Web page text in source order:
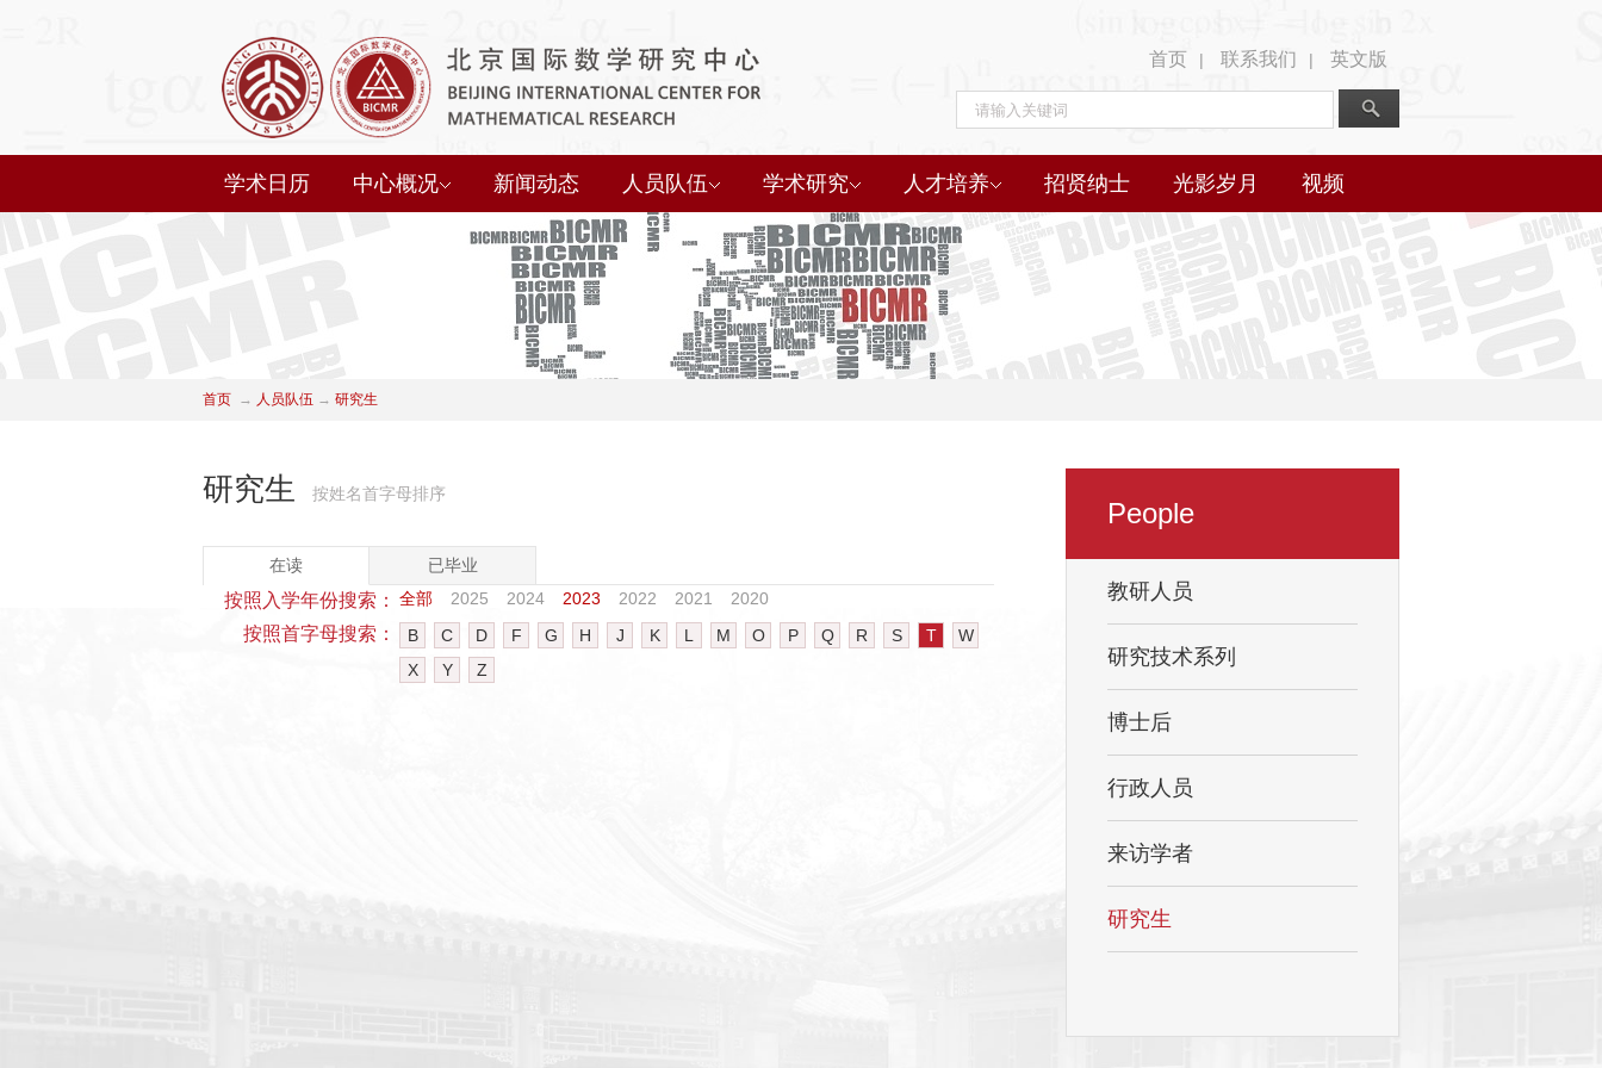
首页 | 联系我们 | 英文版
学术日历 中心概况 新闻动态 人员队伍 学术研究 人才培养 招贤纳士 光影岁月 视频
首页 → 人员队伍 → 研究生
研究生 按姓名首字母排序
在读 已毕业
按照入学年份搜索： 全部 2025 2024 2023 2022 2021 2020
按照首字母搜索： B C D F G H J K L M O P Q R S T
W
X
Y Z
People
教研人员
研究技术系列
博士后
行政人员
来访学者
研究生